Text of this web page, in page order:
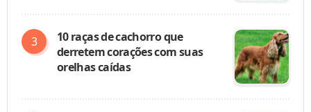
10 raças de cachorro que
derretem corações com suas
orelhas caídas